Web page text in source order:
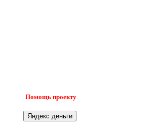
Помощь проекту